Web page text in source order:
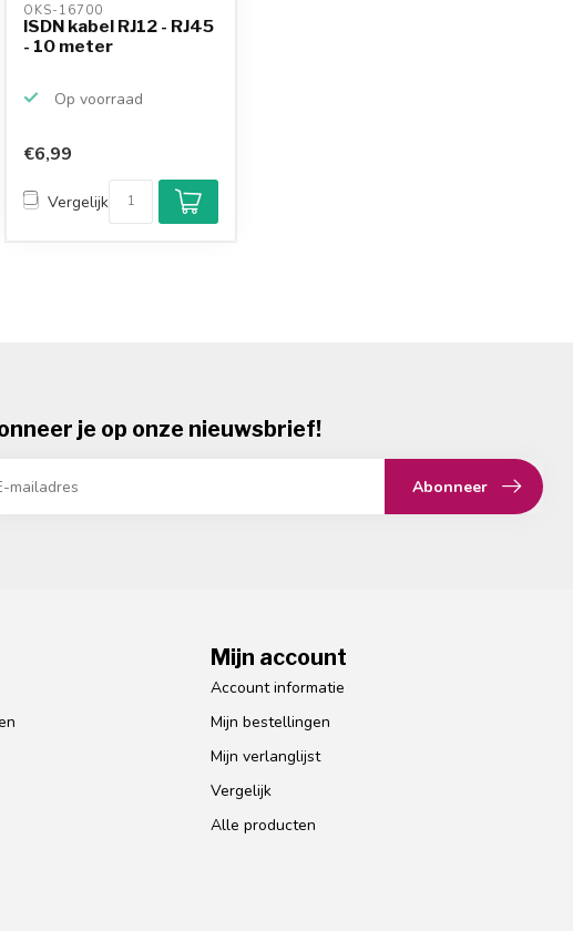
OKS-16700
ISDN kabel RJ12 - RJ45
- 10 meter
Op voorraad
€6,99
Vergelijk
je op onze nieuwsbrief!
Abonneer
Mijn account
Account informatie
Mijn bestellingen
Mijn verlanglijst
Vergelijk
Alle producten